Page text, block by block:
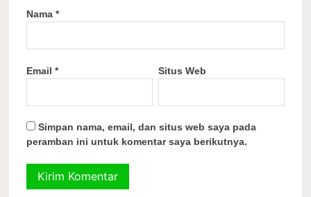
Nama*
Email* Situs Web
Simpan nama, email, dan situs web saya pada
peramban ini untuk komentar saya berikutnya.